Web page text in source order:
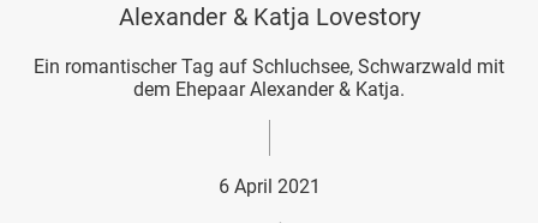
Alexander & Katja Lovestory
Ein romantischer Tag auf Schluchsee, Schwarzwald mit
dem Ehepaar Alexander & Katja.
6 April 2021